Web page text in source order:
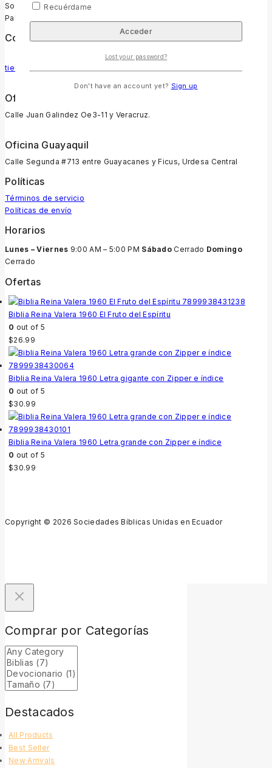
Somos un ministerio comprometido con la promoción de la
Palabra transformadora de Dios en Ecuador.
Contacto
tiendabiblica@sbuec.org
Oficina Quito
Calle Juan Galindez Oe3-11 y Veracruz.
Oficina Guayaquil
Calle Segunda #713 entre Guayacanes y Ficus, Urdesa Central
Políticas
Términos de servicio
Políticas de envío
Horarios
Lunes – Viernes 9:00 AM – 5:00 PM Sábado Cerrado Domingo
Cerrado
Ofertas
Biblia Reina Valera 1960 El Fruto del Espíritu
0 out of 5
$26.99
Biblia Reina Valera 1960 Letra gigante con Zipper e índice
0 out of 5
$30.99
Biblia Reina Valera 1960 Letra grande con Zipper e índice
0 out of 5
$30.99
Copyright © 2026 Sociedades Bíblicas Unidas en Ecuador
Comprar por Categorías
Destacados
All Products
Best Seller
New Arrivals
Recuérdame
Lost your password?
Don't have an account yet? Sign up